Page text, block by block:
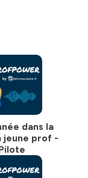
dans la
jeune prof -